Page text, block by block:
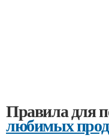
Правила для
любимых